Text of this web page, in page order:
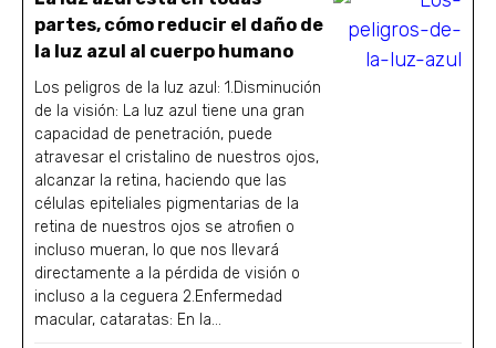
partes, cómo reducir el daño de
la luz azul al cuerpo humano
Los peligros de la luz azul: 1.Disminución
de la visión: La luz azul tiene una gran
capacidad de penetración, puede
atravesar el cristalino de nuestros ojos,
alcanzar la retina, haciendo que las
células epiteliales pigmentarias de la
retina de nuestros ojos se atrofien o
incluso mueran, lo que nos llevará
directamente a la pérdida de visión o
incluso a la ceguera 2.Enfermedad
macular, cataratas: En la...